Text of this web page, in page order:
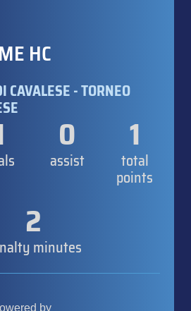
HC
CAVALESE - TORNEO
0
assist
1
total
points
2
minutes